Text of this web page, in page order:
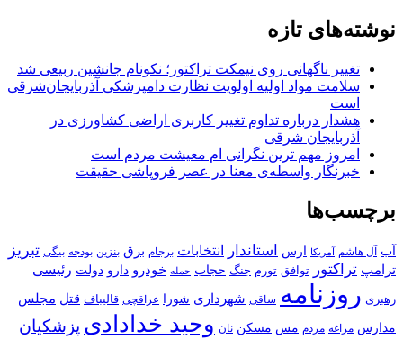
نوشته‌های تازه
تغییر ناگهانی روی نیمکت تراکتور؛ نکونام جانشین ربیعی شد
سلامت مواد اولیه اولویت نظارت دامپزشکی آذربایجان‌شرقی
است
هشدار درباره تداوم تغییر کاربری اراضی کشاورزی در
آذربایجان شرقی
امروز مهم‌ ترین نگرانی‌ ام معیشت مردم است
خبرنگار واسطه‌ی معنا در عصر فروپاشی حقیقت
برچسب‌ها
آب آل هاشم آمریکا ارس استاندار انتخابات برجام برق بنزین بودجه بیگی تبریز
ترامپ تراکتور توافق تورم جنگ حجاب حمله خودرو دارو دولت رئیسی
رهبری روزنامه ساقی شهرداری شورا عراقچی قالیباف قتل مجلس
مدارس مراغه مردم مس مسکن نان وحید خدادادی پزشکیان